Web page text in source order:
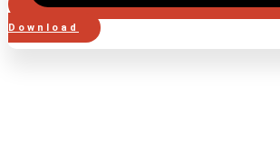
Download